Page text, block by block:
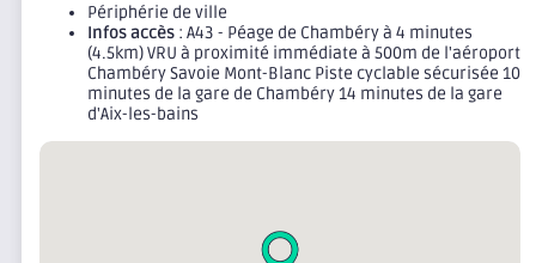
Périphérie de ville
Infos accès : A43 - Péage de Chambéry à 4 minutes
(4.5km) VRU à proximité immédiate à 500m de l'aéroport
Chambéry Savoie Mont-Blanc Piste cyclable sécurisée 10
minutes de la gare de Chambéry 14 minutes de la gare
d'Aix-les-bains